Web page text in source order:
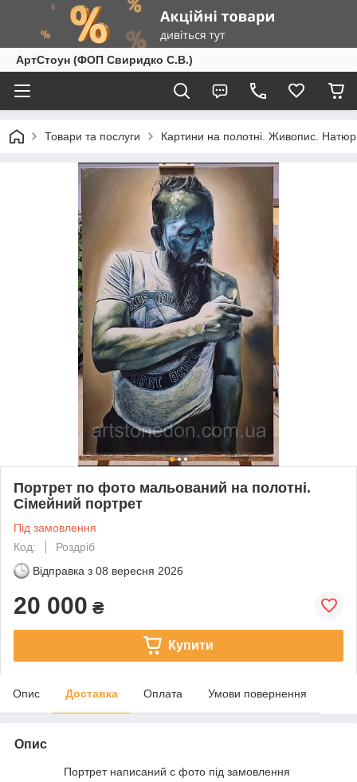
АртСтоун (ФОП Свиридко С.В.)
Товари та послуги Картини на полотні. Живопис.
Портрет по фото мальований на полотні.
Сімейний портрет
Під замовлення
Код:
Роздріб
Відправка з 08 вересня 2026
20 000 ₴
Купити
Опис Доставка Оплата Умови повернення
Опис
Портрет написаний с фото під замовлення